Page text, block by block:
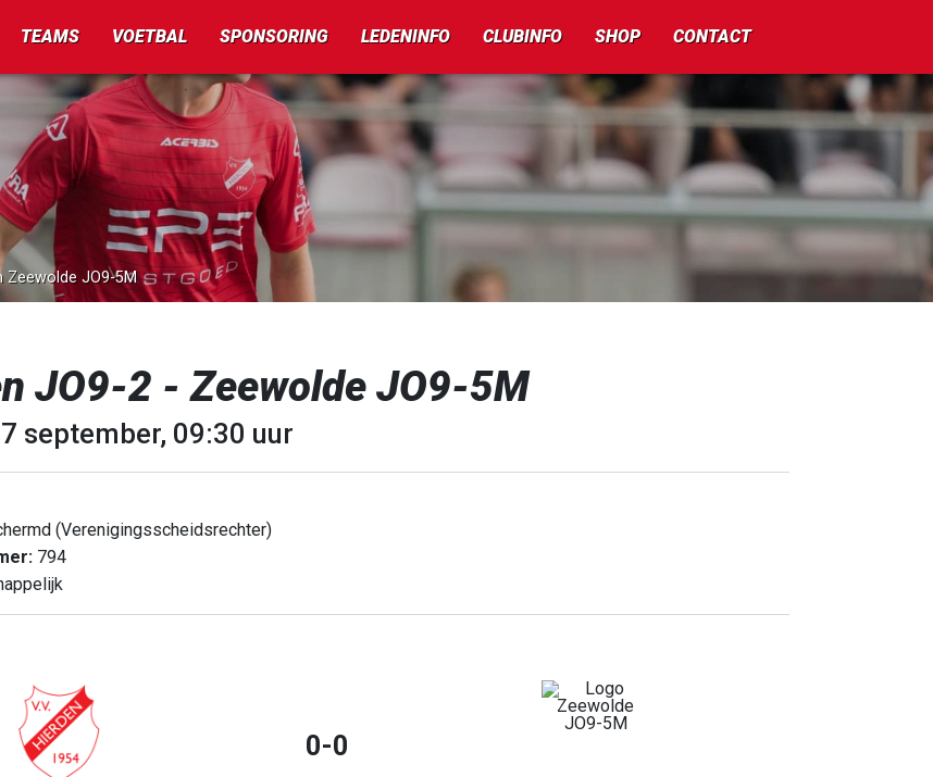
TEAMS VOETBAL SPONSORING LEDENINFO CLUBINFO SHOP CONTACT
Zeewolde JO9-5M
JO9-2 - Zeewolde JO9-5M
september, 09:30 uur
(Verenigingsscheidsrechter)
794
0-0